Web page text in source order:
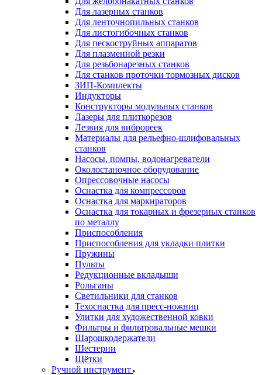
Для лазерных станков
Для ленточнопильных станков
Для листогибочных станков
Для пескоструйных аппаратов
Для плазменной резки
Для резьбонарезных станков
Для станков проточки тормозных дисков
ЗИП-Комплекты
Индукторы
Конструкторы модульных станков
Лазеры для плиткорезов
Лезвия для виброреек
Материалы для рельефно-шлифовальных
станков
Насосы, помпы, водонагреватели
Околостаночное оборудование
Опрессовочные насосы
Оснастка для компрессоров
Оснастка для маркираторов
Оснастка для токарных и фрезерных станков
по металлу
Приспособления
Приспособления для укладки плитки
Пружины
Пульты
Редукционные вкладыши
Рольганы
Светильники для станков
Техоснастка для пресс-ножниц
Улитки для художественной ковки
Фильтры и фильтровальные мешки
Шарошкодержатели
Шестерни
Щётки
Ручной инструмент